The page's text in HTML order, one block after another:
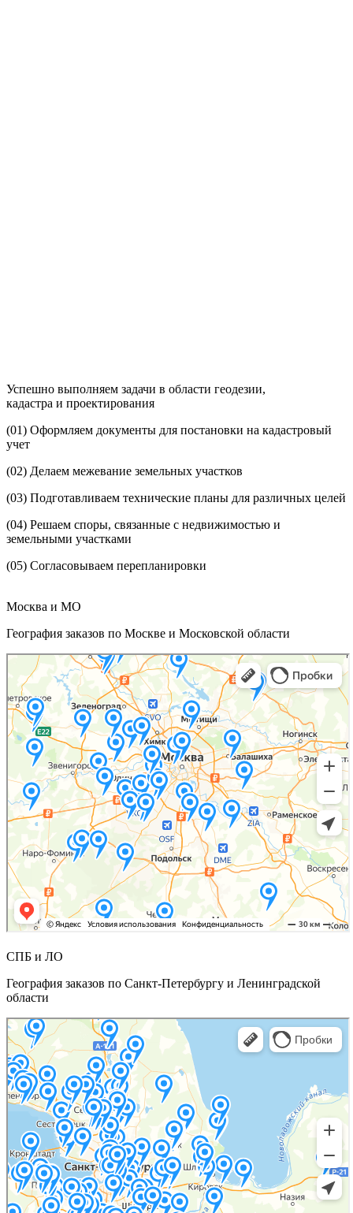
Успешно выполняем задачи в области геодезии,
кадастра и проектирования
(01) Оформляем документы для постановки на кадастровый
учет
(02) Делаем межевание земельных участков
(03) Подготавливаем технические планы для различных целей
(04) Решаем споры, связанные с недвижимостью и
земельными участками
(05) Согласовываем перепланировки
Москва и МО
География заказов по Москве и Московской области
СПБ и ЛО
География заказов по Санкт-Петербургу и Ленинградской
области